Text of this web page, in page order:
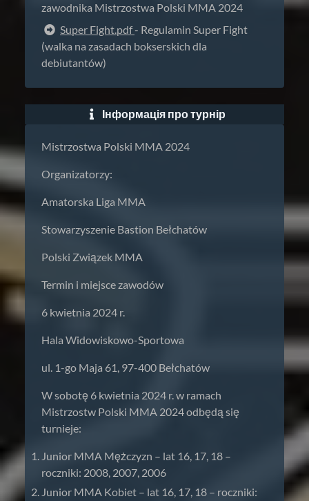
zawodnika Mistrzostwa Polski MMA 2024
Super Fight.pdf- Regulamin Super Fight
(walka na zasadach bokserskich dla
debiutantów)
Інформація про турнір
Mistrzostwa Polski MMA 2024
Organizatorzy:
Amatorska Liga MMA
Stowarzyszenie Bastion Bełchatów
Polski Związek MMA
Termin i miejsce zawodów
6 kwietnia 2024 r.
Hala Widowiskowo-Sportowa
ul. 1-go Maja 61, 97-400 Bełchatów
W sobotę 6 kwietnia 2024 r. w ramach
Mistrzostw Polski MMA 2024 odbędą się
turnieje:
Junior MMA Mężczyzn – lat 16, 17, 18 –
roczniki: 2008, 2007, 2006
Junior MMA Kobiet – lat 16, 17, 18 – roczniki: